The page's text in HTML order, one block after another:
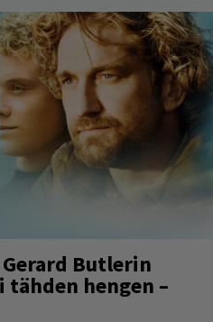
Butlerin
tähden hengen –